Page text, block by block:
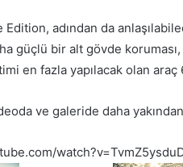
adından da
güçlü bir alt gövde
en fazla yapılacak olan
ve galeride daha